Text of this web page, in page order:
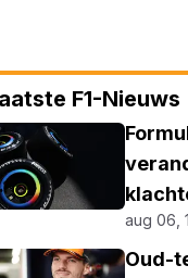
F1-Nieuws
aug 06,
Oud-